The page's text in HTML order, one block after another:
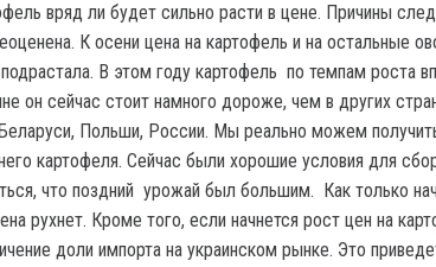
вряд ли будет сильно расти в цене. Причины
К осени цена на картофель и на остальные
В этом году картофель по темпам роста
он сейчас стоит намного дороже, чем в других
Польши, России. Мы реально можем
картофеля. Сейчас были хорошие условия для
что поздний урожай был большим. Как только
рухнет. Кроме того, если начнется рост цен на
доли импорта на украинском рынке. Это